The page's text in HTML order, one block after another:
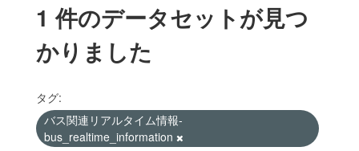
1 件のデータセットが見つ
かりました
タグ:
バス関連リアルタイム情報-
bus_realtime_information